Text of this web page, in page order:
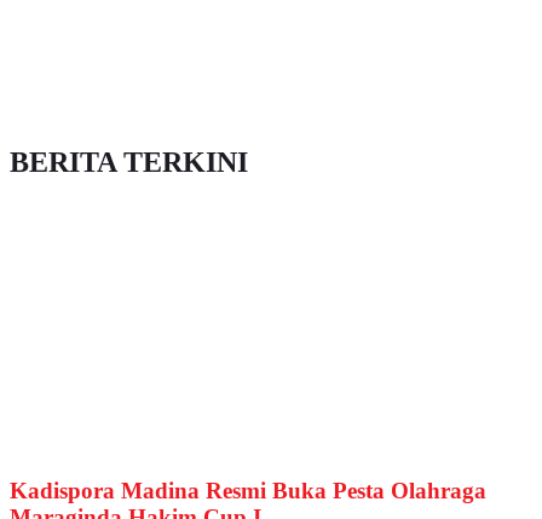
BERITA TERKINI
Kadispora Madina Resmi Buka Pesta Olahraga